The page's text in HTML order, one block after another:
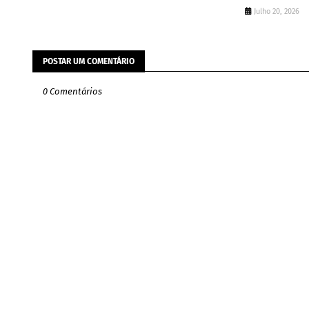
Julho 20, 2026
POSTAR UM COMENTÁRIO
0 Comentários